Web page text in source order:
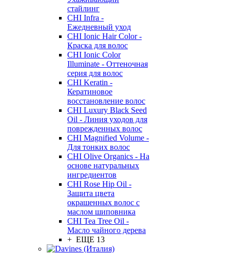
стайлинг
CHI Infra -
Ежедневный уход
CHI Ionic Hair Color -
Краска для волос
CHI Ionic Color
Illuminate - Оттеночная
серия для волос
CHI Keratin -
Кератиновое
восстановление волос
CHI Luxury Black Seed
Oil - Линия уходов для
поврежденных волос
CHI Magnified Volume -
Для тонких волос
CHI Olive Organics - На
основе натуральных
ингредиентов
CHI Rose Hip Oil -
Защита цвета
окрашенных волос с
маслом шиповника
CHI Tea Tree Oil -
Масло чайного дерева
+ ЕЩЕ 13